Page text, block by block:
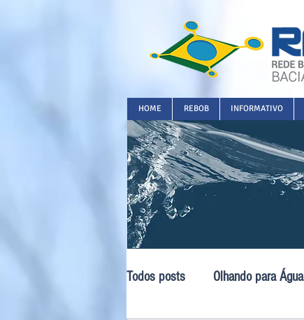
HOME REBOB INFORMATIVO
Todos posts Olhando para Água